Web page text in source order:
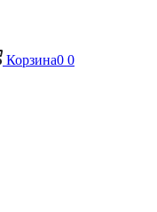
Корзина0 0